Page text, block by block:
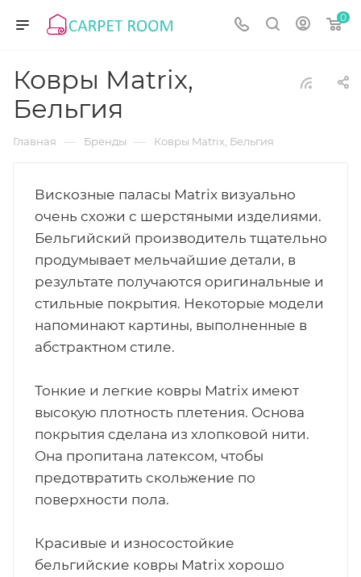
0
Ковры Matrix,
Бельгия
Главная — Бренды — Ковры Matrix, Бельгия
Вискозные паласы Matrix визуально
очень схожи с шерстяными изделиями.
Бельгийский производитель тщательно
продумывает мельчайшие детали, в
результате получаются оригинальные и
стильные покрытия. Некоторые модели
напоминают картины, выполненные в
абстрактном стиле.
Тонкие и легкие ковры Matrix имеют
высокую плотность плетения. Основа
покрытия сделана из хлопковой нити.
Она пропитана латексом, чтобы
предотвратить скольжение по
поверхности пола.
Красивые и износостойкие
бельгийские ковры Matrix хорошо